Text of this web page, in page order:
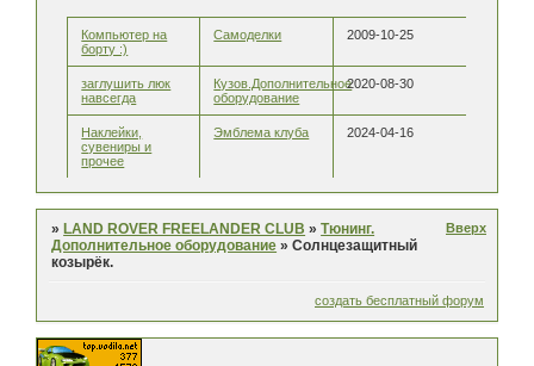
Компьютер на
борту :)
Самоделки 2009-10-25
заглушить люк
навсегда
Кузов.Дополнительное
оборудование
2020-08-30
Наклейки,
сувениры и
прочее
Эмблема клуба 2024-04-16
» LAND ROVER FREELANDER CLUB »Тюнинг.
Дополнительное оборудование »Солнцезащитный
козырёк.
Вверх
создать бесплатный форум